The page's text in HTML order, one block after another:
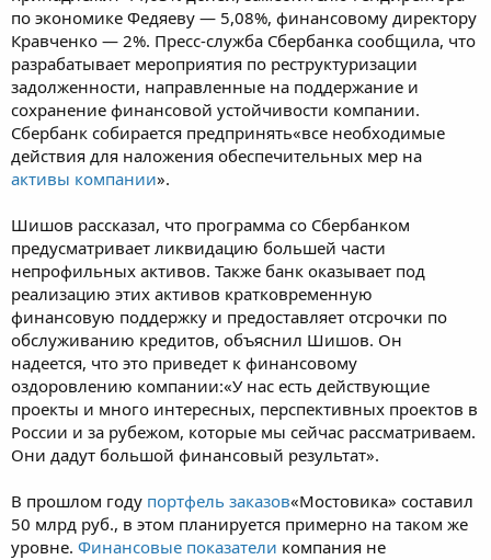
по экономике Федяеву — 5,08%, финансовому директору
Кравченко — 2%. Пресс-служба Сбербанка сообщила, что
разрабатывает мероприятия по реструктуризации
задолженности, направленные на поддержание и
сохранение финансовой устойчивости компании.
Сбербанк собирается предпринять«все необходимые
действия для наложения обеспечительных мер на
активы компании».
Шишов рассказал, что программа со Сбербанком
предусматривает ликвидацию большей части
непрофильных активов. Также банк оказывает под
реализацию этих активов кратковременную
финансовую поддержку и предоставляет отсрочки по
обслуживанию кредитов, объяснил Шишов. Он
надеется, что это приведет к финансовому
оздоровлению компании:«У нас есть действующие
проекты и много интересных, перспективных проектов в
России и за рубежом, которые мы сейчас рассматриваем.
Они дадут большой финансовый результат».
В прошлом году портфель заказов«Мостовика» составил
50 млрд руб., в этом планируется примерно на таком же
уровне. Финансовые показатели компания не